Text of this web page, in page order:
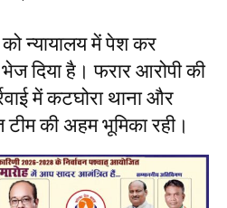
को न्यायालय में पेश कर
दिया है। फरार आरोपी की
में कटघोरा थाना और
की अहम भूमिका रही।